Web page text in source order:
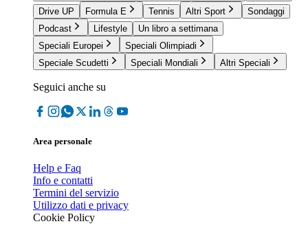
Drive UP
Formula E Tennis Altri Sport
Sondaggi
Podcast
Lifestyle
Un libro a settimana
Speciali Europei
Speciali Olimpiadi
Speciale Scudetti
Speciali Mondiali Altri Speciali
Seguici anche su
Area personale
Help e Faq
Info e contatti
Termini del servizio
Utilizzo dati e privacy
Cookie Policy